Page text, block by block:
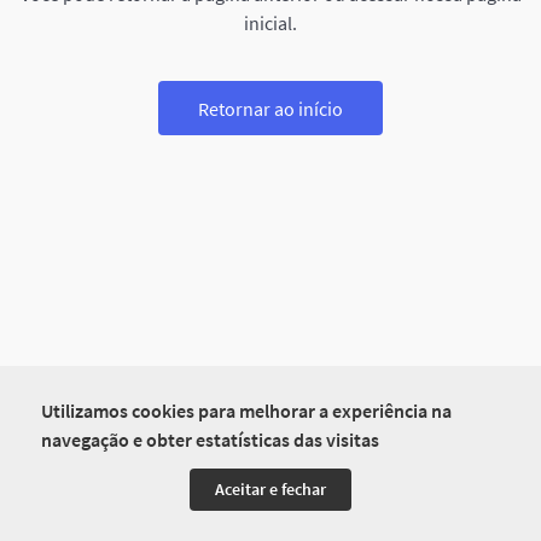
Utilizamos cookies para melhorar a experiência na
navegação e obter estatísticas das visitas
Aceitar e fechar
inicial.
Retornar ao início